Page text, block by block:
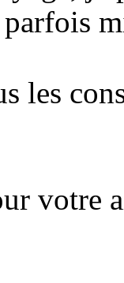
les
votre